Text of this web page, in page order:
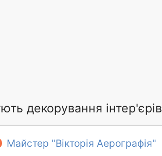
декорування інтер'єрів
Майстер "Вікторія Аерографія"